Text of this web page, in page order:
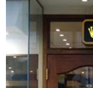
По